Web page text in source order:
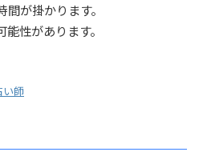
が掛かります。
性があります。
い師